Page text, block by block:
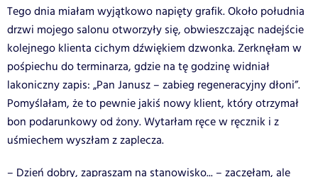
Tego dnia miałam wyjątkowo napięty grafik. Około południa
drzwi mojego salonu otworzyły się, obwieszczając nadejście
kolejnego klienta cichym dźwiękiem dzwonka. Zerknęłam w
pośpiechu do terminarza, gdzie na tę godzinę widniał
lakoniczny zapis: „Pan Janusz – zabieg regeneracyjny dłoni”.
Pomyślałam, że to pewnie jakiś nowy klient, który otrzymał
bon podarunkowy od żony. Wytarłam ręce w ręcznik i z
uśmiechem wyszłam z zaplecza.
– Dzień dobry, zapraszam na stanowisko... – zaczęłam, ale